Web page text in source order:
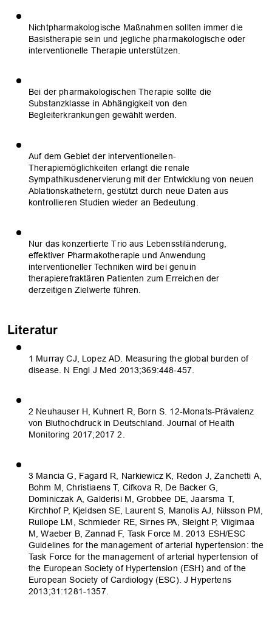
Nichtpharmakologische Maßnahmen sollten immer die
Basistherapie sein und jegliche pharmakologische oder
interventionelle Therapie unterstützen.
Bei der pharmakologischen Therapie sollte die
Substanzklasse in Abhängigkeit von den
Begleiterkrankungen gewählt werden.
Auf dem Gebiet der interventionellen­
Therapiemöglichkeiten erlangt die r­enale
Sympathikusdenervierung mit der Entwicklung von neuen
Ablationskathetern, gestützt durch neue Daten aus
kontrollieren Studien wieder an Bedeutung.
Nur das konzertierte Trio aus Lebensstiländerung,
effektiver Pharmakotherapie und Anwendung
interventioneller Techniken wird bei genuin
therapierefraktären Patienten zum Erreichen der
derzeitigen Zielwerte­ führen.
Literatur
1 Murray CJ, Lopez AD. Measuring the global burden of
disease. N Engl J Med 2013;369:448-457.
2 Neuhauser H, Kuhnert R, Born S. 12-Monats-Prävalenz
von Bluthochdruck in Deutschland. Journal of Health
Monitoring 2017;2017 2.
3 Mancia G, Fagard R, Narkiewicz K, Redon J, Zanchetti A,
Bohm M, Christiaens T, Cifkova R, De Backer G,
Dominiczak A, Galderisi M, Grobbee DE, Jaarsma T,
Kirchhof P, Kjeldsen SE, Laurent S, Manolis AJ, Nilsson PM,
Ruilope LM, Schmieder RE, Sirnes PA, Sleight P, Viigimaa
M, Waeber B, Zannad F, Task Force M. 2013 ESH/ESC
Guidelines for the management of arterial hypertension: the
Task Force for the management of arterial hypertension of
the European Society of Hypertension (ESH) and of the
European Society of Cardiology (ESC). J Hypertens
2013;31:1281-1357.